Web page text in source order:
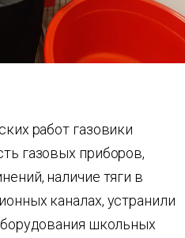
работ газовики
газовых приборов,
наличие тяги в
каналах, устранили
школьных